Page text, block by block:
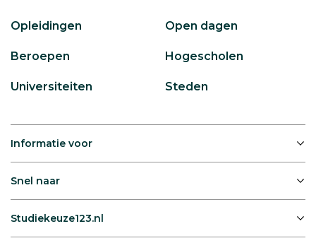
Opleidingen Open dagen
Beroepen Hogescholen
Universiteiten Steden
Informatie voor
Snel naar
Studiekeuze123.nl